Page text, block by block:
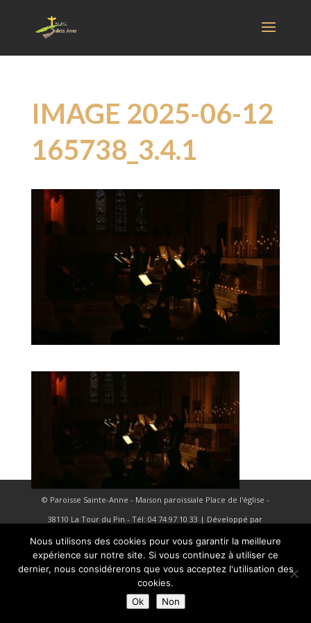
IMAGE 2025-06-12
165738_3.4.1
© Paroisse Sainte-Anne - Maison paroissiale Place de l'église -
38110 La Tour du Pin - Tél: 04 74 97 10 33 | Développé par
HyppoWeb|Mentions Légales
Nous utilisons des cookies pour vous garantir la meilleure
expérience sur notre site. Si vous continuez à utiliser ce
dernier, nous considérerons que vous acceptez l'utilisation des
cookies.
Ok
Non